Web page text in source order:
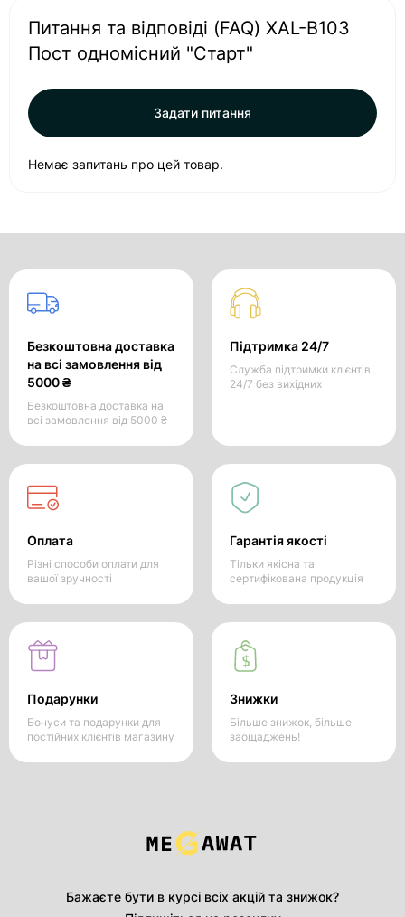
Питання та відповіді (FAQ) XAL-B103
Пост одномісний "Старт"
Задати питання
Немає запитань про цей товар.
Безкоштовна доставка
на всі замовлення від
5000 ₴
Безкоштовна доставка на
всі замовлення від 5000 ₴
Підтримка 24/7
Служба підтримки клієнтів
24/7 без вихідних
Оплата
Різні способи оплати для
вашої зручності
Гарантія якості
Тільки якісна та
сертифікована продукція
Подарунки
Бонуси та подарунки для
постійних клієнтів магазину
Знижки
Більше знижок, більше
заощаджень!
Бажаєте бути в курсі всіх акцій та знижок?